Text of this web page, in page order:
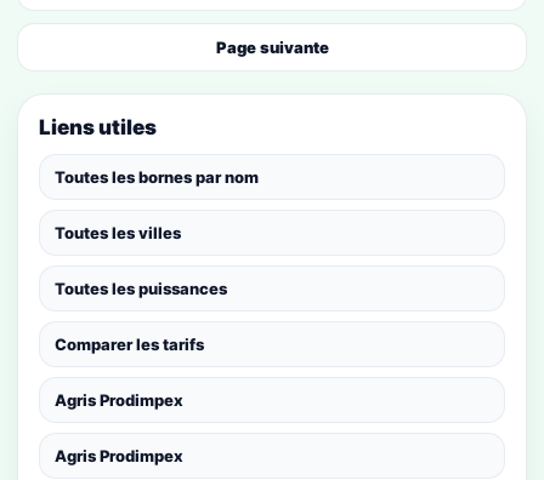
Page suivante
Liens utiles
Toutes les bornes par nom
Toutes les villes
Toutes les puissances
Comparer les tarifs
Agris Prodimpex
Agris Prodimpex